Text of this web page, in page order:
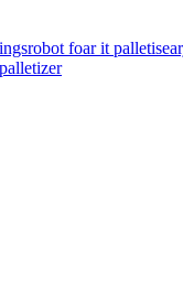
foar it